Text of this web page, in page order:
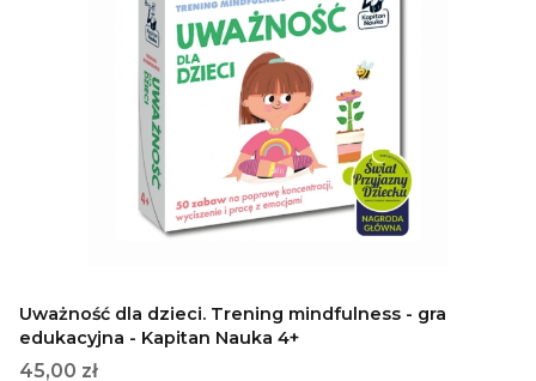
Uważność dla dzieci. Trening mindfulness - gra
edukacyjna - Kapitan Nauka 4+
Cena
45,00 zł